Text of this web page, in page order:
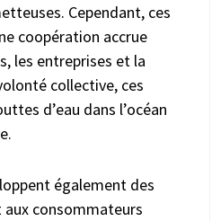
Cependant, ces
coopération accrue
les entreprises et la
collective, ces
d’eau dans l’océan
également des
consommateurs